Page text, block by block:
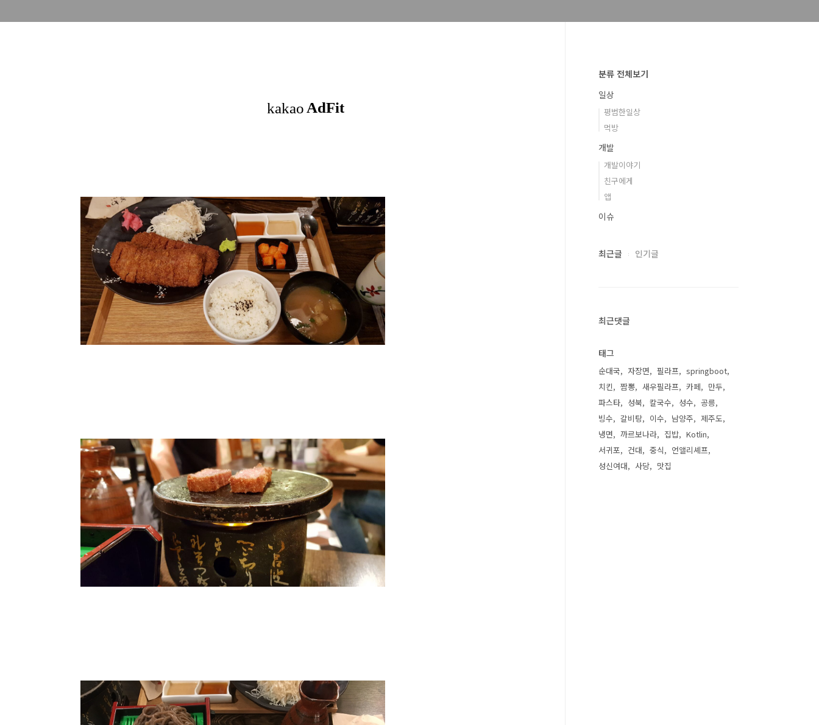
분류 전체보기
일상
평범한일상
먹방
개발
개발이야기
친구에게
앱
이슈
최근글 인기글
최근댓글
태그
순대국 자장면 필라프
springboot
치킨
짬뽕 새우필라프 카페
만두
파스타
성북 칼국수 성수
공릉
빙수
갈비탕 이수 남양주
제주도
냉면
까르보나라 집밥
Kotlin
서귀포
건대 중식
언앨리셰프
성신여대
사당 맛집